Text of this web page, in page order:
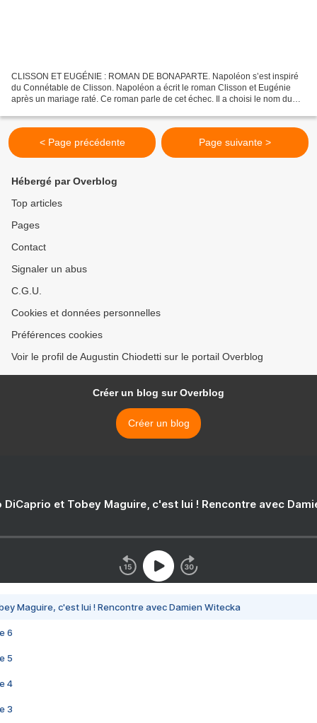
CLISSON ET EUGÉNIE : ROMAN DE BONAPARTE. Napoléon s’est inspiré
du Connétable de Clisson. Napoléon a écrit le roman Clisson et Eugénie
après un mariage raté. Ce roman parle de cet échec. Il a choisi le nom du
< Page précédente Page suivante >
Hébergé par Overblog
Top articles
Pages
Contact
Signaler un abus
C.G.U.
Cookies et données personnelles
Préférences cookies
Voir le profil de Augustin Chiodetti sur le portail Overblog
Créer un blog sur Overblog
Créer un blog
DiCaprio et Tobey Maguire, c'est lui ! Rencontre avec
Maguire, c'est lui ! Rencontre avec Damien Witecka
6
5
4
3